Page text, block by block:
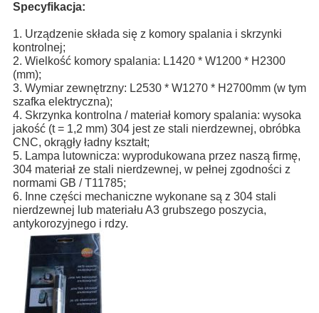
Specyfikacja:
1. Urządzenie składa się z komory spalania i skrzynki
kontrolnej;
2. Wielkość komory spalania: L1420 * W1200 * H2300
(mm);
3. Wymiar zewnętrzny: L2530 * W1270 * H2700mm (w tym
szafka elektryczna);
4. Skrzynka kontrolna / materiał komory spalania: wysoka
jakość (t = 1,2 mm) 304 jest ze stali nierdzewnej, obróbka
CNC, okrągły ładny kształt;
5. Lampa lutownicza: wyprodukowana przez naszą firmę,
304 materiał ze stali nierdzewnej, w pełnej zgodności z
normami GB / T11785;
6. Inne części mechaniczne wykonane są z 304 stali
nierdzewnej lub materiału A3 grubszego poszycia,
antykorozyjnego i rdzy.